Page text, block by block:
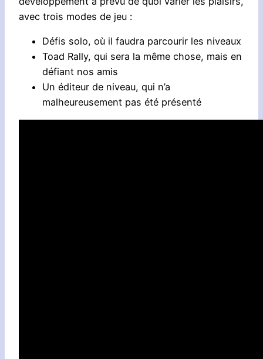
avec trois modes de jeu :
Défis solo, où il faudra parcourir les niveaux
Toad Rally, qui sera la même chose, mais en
défiant nos amis
Un éditeur de niveau, qui n’a
malheureusement pas été présenté